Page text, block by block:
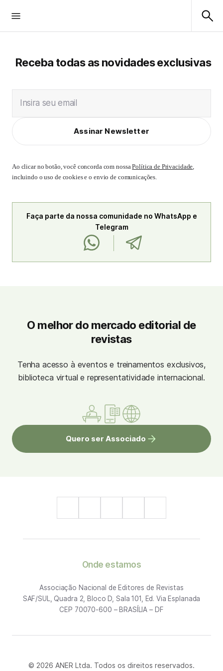
Receba todas as novidades exclusivas
Insira seu email
Assinar Newsletter
Ao clicar no botão, você concorda com nossaPolítica de Privacidade,
incluindo o uso de cookies e o envio de comunicações.
Faça parte da nossa comunidade no WhatsApp e
Telegram
O melhor do mercado editorial de
revistas
Tenha acesso à eventos e treinamentos exclusivos,
biblioteca virtual e representatividade internacional.
Quero ser Associado
Onde estamos
Associação Nacional de Editores de Revistas
SAF/SUL, Quadra 2, Bloco D, Sala 101, Ed. Via Esplanada
CEP 70070-600 – BRASÍLIA – DF
© 2026 ANER Ltda. Todos os direitos reservados.